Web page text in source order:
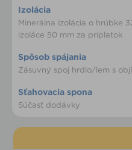
Izolácia
Minerálna izolácia o hrúbke
izoláce 50 mm za príplatok
Spôsob spájania
Zásuvný spoj hrdlo/lem s
Sťahovacia spona
Súčasť dodávky